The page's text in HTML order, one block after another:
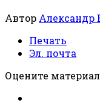
Автор Александр
Печать
Эл. почта
Оцените материал